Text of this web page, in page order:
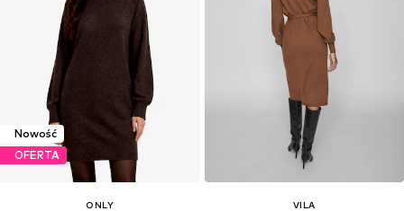
Nowość
OFERTA
ONLY
VILA